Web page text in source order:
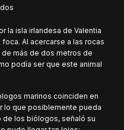
la isla irlandesa de Valentia
Al acercarse a las rocas
de más de dos metros de
podía ser que este animal
marinos coinciden en
lo que posiblemente pueda
de los biólogos, señaló su